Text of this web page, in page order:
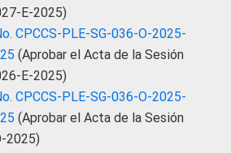
E-2025)
CPCCS-PLE-SG-036-O-2025-
(Aprobar el Acta de la Sesión
E-2025)
CPCCS-PLE-SG-036-O-2025-
(Aprobar el Acta de la Sesión
2025)